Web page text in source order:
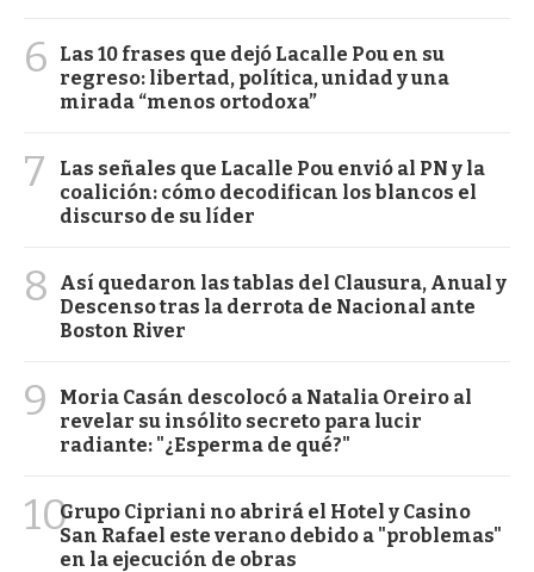
6
Las 10 frases que dejó Lacalle Pou en su
regreso: libertad, política, unidad y una
mirada “menos ortodoxa”
7
Las señales que Lacalle Pou envió al PN y la
coalición: cómo decodifican los blancos el
discurso de su líder
8
Así quedaron las tablas del Clausura, Anual y
Descenso tras la derrota de Nacional ante
Boston River
9
Moria Casán descolocó a Natalia Oreiro al
revelar su insólito secreto para lucir
radiante: "¿Esperma de qué?"
10Grupo Cipriani no abrirá el Hotel y Casino
San Rafael este verano debido a "problemas"
en la ejecución de obras